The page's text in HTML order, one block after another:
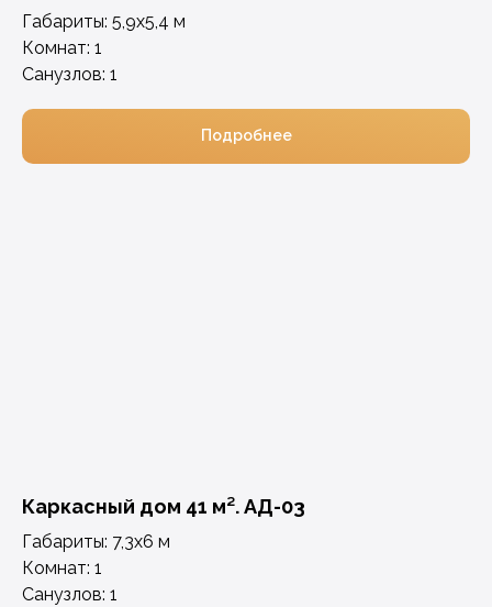
Габариты: 5,9х5,4 м
Комнат: 1
Санузлов: 1
Подробнее
Каркасный дом 41 м². АД-03
Габариты: 7,3х6 м
Комнат: 1
Санузлов: 1